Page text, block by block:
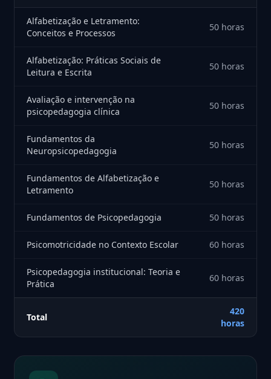
Alfabetização e Letramento:
Conceitos e Processos
50 horas
Alfabetização: Práticas Sociais de
Leitura e Escrita
50 horas
Avaliação e intervenção na
psicopedagogia clínica
50 horas
Fundamentos da
Neuropsicopedagogia
50 horas
Fundamentos de Alfabetização e
Letramento
50 horas
Fundamentos de Psicopedagogia 50 horas
Psicomotricidade no Contexto Escolar 60 horas
Psicopedagogia institucional: Teoria e
Prática
60 horas
Total
420
horas